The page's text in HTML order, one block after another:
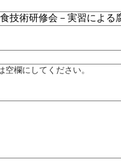
空欄にしてください。